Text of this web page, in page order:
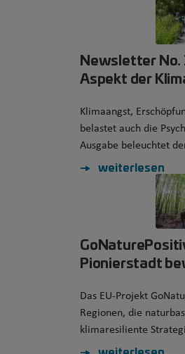
Newsletter No.
Aspekt der
Klimaangst,
belastet auch die
Ausgabe beleuchtet
weiterlesen
Pionierstadt
Das EU-Projekt
Regionen, die
klimaresiliente